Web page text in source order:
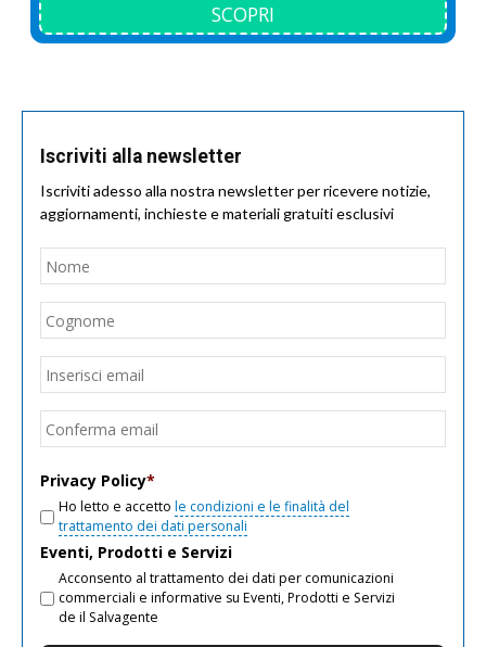
SCOPRI
Iscriviti alla newsletter
Iscriviti adesso alla nostra newsletter per ricevere notizie,
aggiornamenti, inchieste e materiali gratuiti esclusivi
Nome
Email
Privacy Policy*
Ho letto e accetto le condizioni e le finalità del
trattamento dei dati personali
Eventi, Prodotti e Servizi
Acconsento al trattamento dei dati per comunicazioni
commerciali e informative su Eventi, Prodotti e Servizi
de il Salvagente